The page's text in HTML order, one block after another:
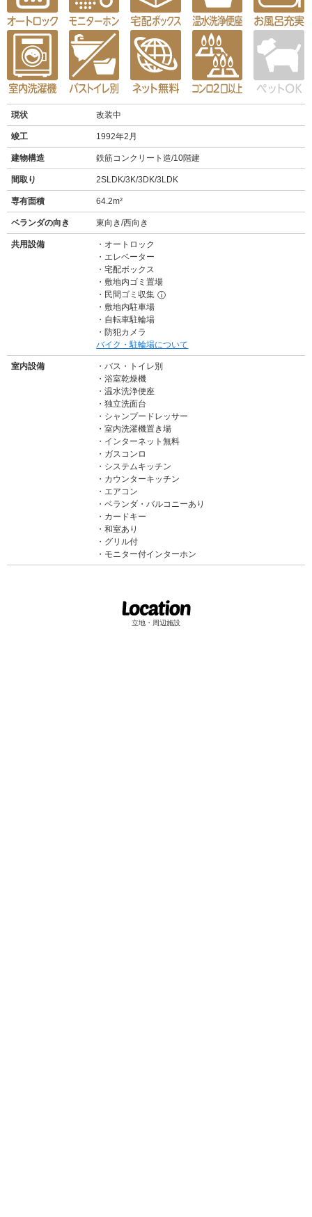
現状 改装中
竣工 1992年2月
建物構造 鉄筋コンクリート造/10階建
間取り 2SLDK/3K/3DK/3LDK
専有面積 64.2m²
ベランダの向き 東向き/西向き
共用設備
オートロック
エレベーター
宅配ボックス
敷地内ゴミ置場
民間ゴミ収集 ⓘ
敷地内駐車場
自転車駐輪場
防犯カメラ
バイク・駐輪場について
室内設備
バス・トイレ別
浴室乾燥機
温水洗浄便座
独立洗面台
シャンプードレッサー
室内洗濯機置き場
インターネット無料
ガスコンロ
システムキッチン
カウンターキッチン
エアコン
ベランダ・バルコニーあり
カードキー
和室あり
グリル付
モニター付インターホン
立地・周辺施設